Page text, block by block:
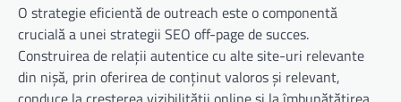
O strategie eficientă de outreach este o componentă
crucială a unei strategii SEO off-page de succes.
Construirea de relații autentice cu alte site-uri relevante
din nișă, prin oferirea de conținut valoros și relevant,